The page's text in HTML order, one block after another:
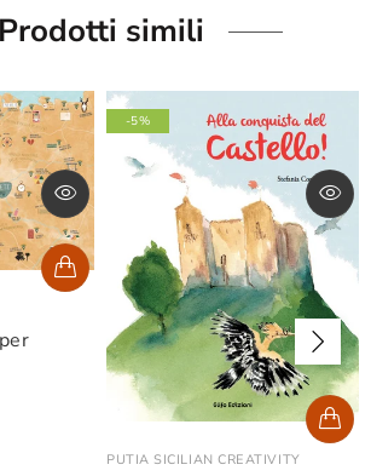
Prodotti simili
-5%
PUTIA SICILIAN CREATIVITY